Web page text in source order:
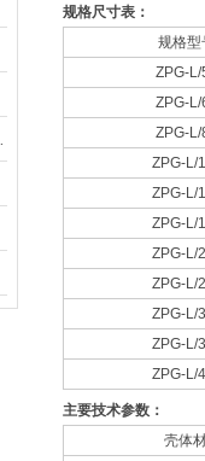
规格尺寸表：
规格型
ZPG-L/
ZPG-L/
ZPG-L/
ZPG-L/
ZPG-L/
ZPG-L/
ZPG-L/
ZPG-L/
ZPG-L/
ZPG-L/
ZPG-L/
主要技术参数：
壳体